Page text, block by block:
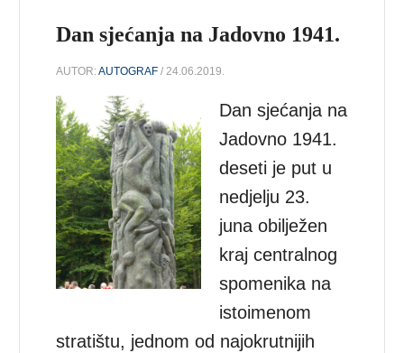
Dan sjećanja na Jadovno 1941.
AUTOR:AUTOGRAF / 24.06.2019.
Dan sjećanja na
Jadovno 1941.
deseti je put u
nedjelju 23.
juna obilježen
kraj centralnog
spomenika na
istoimenom
stratištu, jednom od najokrutnijih